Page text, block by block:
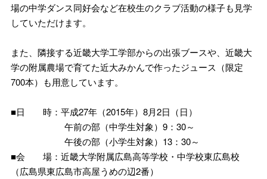
場の中学ダンス同好会など在校生のクラブ活動の様子も見学
していただけます。
また、隣接する近畿大学工学部からの出張ブースや、近畿大
学の附属農場で育てた近大みかんで作ったジュース（限定
700本）も用意しています。
■日 時：平成27年（2015年）8月2日（日）
午前の部（中学生対象）9：30～
午後の部（小学生対象）13：30～
■会 場：近畿大学附属広島高等学校・中学校東広島校
（広島県東広島市高屋うめの辺2番）